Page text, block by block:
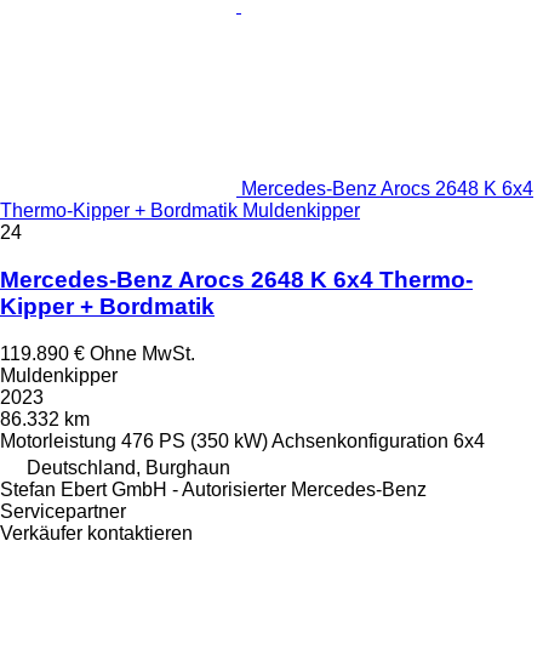
Mercedes-Benz Arocs 2648 K 6x4
Thermo-Kipper + Bordmatik Muldenkipper
24
Mercedes-Benz Arocs 2648 K 6x4 Thermo-
Kipper + Bordmatik
119.890 € Ohne MwSt.
Muldenkipper
2023
86.332 km
Motorleistung 476 PS (350 kW)Achsenkonfiguration 6x4
Deutschland, Burghaun
Stefan Ebert GmbH - Autorisierter Mercedes-Benz
Servicepartner
Verkäufer kontaktieren